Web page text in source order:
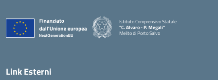
Istituto Comprensivo Statale
"C. Alvaro - P. Megali"
Melito di Porto Salvo
Link Esterni